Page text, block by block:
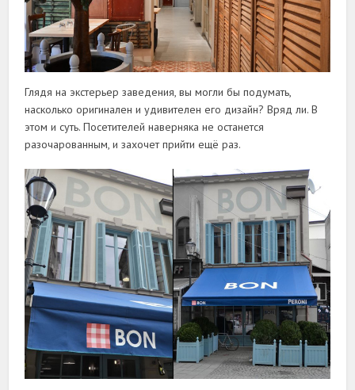
Глядя на экстерьер заведения, вы могли бы подумать,
насколько оригинален и удивителен его дизайн? Вряд ли. В
этом и суть. Посетителей наверняка не останется
разочарованным, и захочет прийти ещё раз.